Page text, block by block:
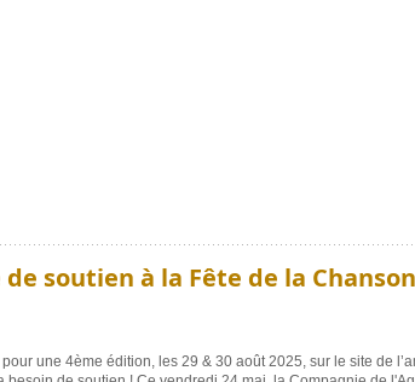
de soutien à la Fête de la
une 4ème édition, les 29 & 30 août 2025, sur le site de